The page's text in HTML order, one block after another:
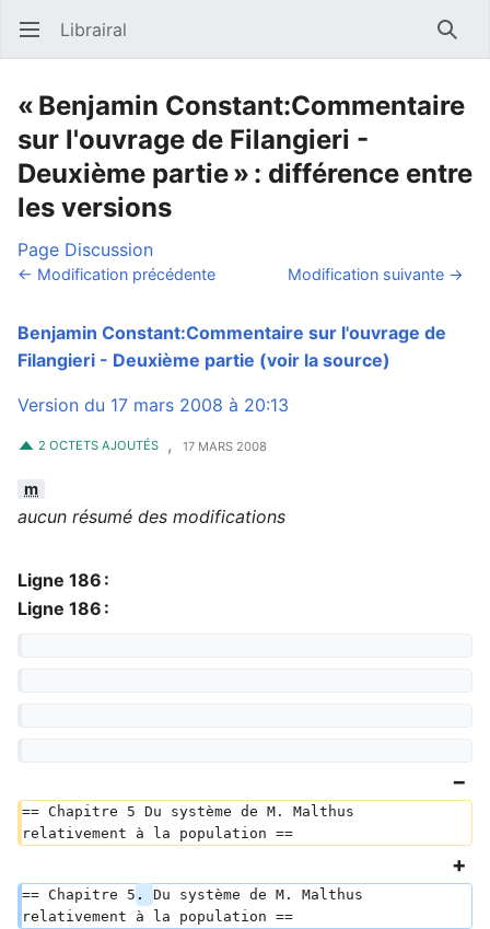
Ouvrir le menu principal Librairal
« Benjamin Constant:Commentaire
sur l'ouvrage de Filangieri -
Deuxième partie » : différence entre
les versions
Page Discussion
← Modification précédente Modification suivante →
Benjamin Constant:Commentaire sur l'ouvrage de
Filangieri - Deuxième partie (voir la source)
Version du 17 mars 2008 à 20:13
2 OCTETS AJOUTÉS , 17 MARS 2008
m
aucun résumé des modifications
Ligne 186 :
Ligne 186 :
== Chapitre 5 Du système de M. Malthus
relativement à la population ==
== Chapitre 5 . Du système de M. Malthus
relativement à la population ==